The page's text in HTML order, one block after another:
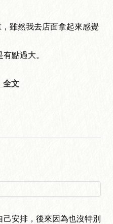
雖然我去店面拿起來感覺
點過大。
全文
安排，後來因為也沒特別